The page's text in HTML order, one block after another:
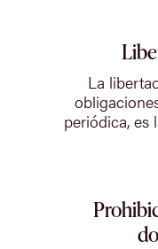
La
periódica, es